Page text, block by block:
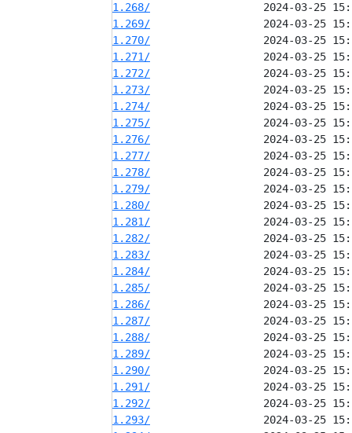
1.268/
1.269/
1.270/
1.271/
1.272/
1.273/
1.274/
1.275/
1.276/
1.277/
1.278/
1.279/
1.280/
1.281/
1.282/
1.283/
1.284/
1.285/
1.286/
1.287/
1.288/
1.289/
1.290/
1.291/
1.292/
1.293/